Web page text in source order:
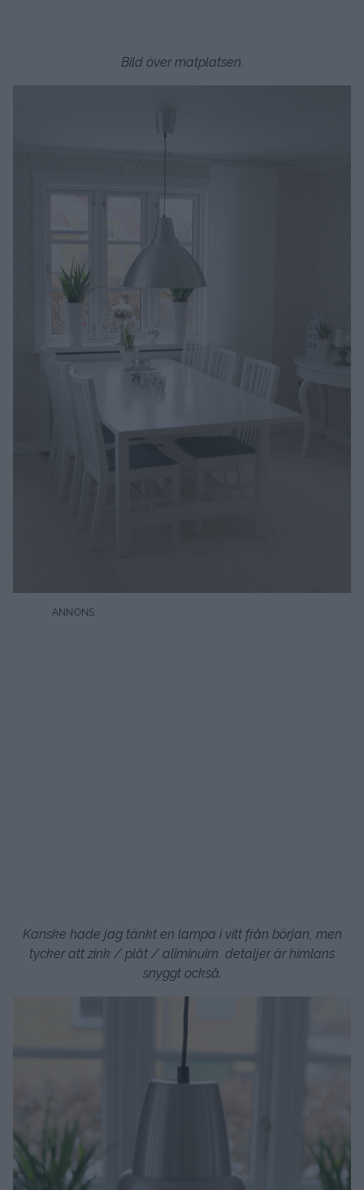
Bild över matplatsen.
Kanske hade jag tänkt en lampa i vitt från början, men
tycker att zink / plåt / aliminuim detaljer är himlans
snyggt också.